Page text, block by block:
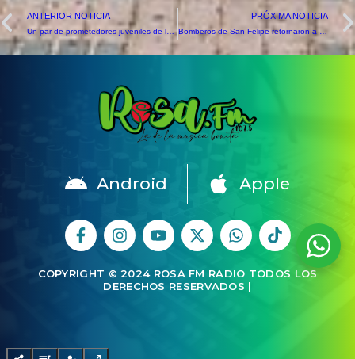
ANTERIOR NOTICIA PRÓXIMA NOTICIA
Bomberos de San Felipe retornaron a la ciudad tras combatir incendios en el sur
Android Apple
COPYRIGHT © 2024 ROSA FM RADIO TODOS LOS
DERECHOS RESERVADOS |